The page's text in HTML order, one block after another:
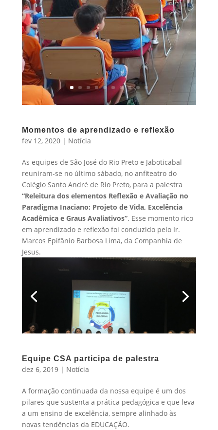
Momentos de aprendizado e reflexão
fev 12, 2020| Notícia
As equipes de São José do Rio Preto e Jaboticabal
reuniram-se no último sábado, no anfiteatro do
Colégio Santo André de Rio Preto, para a palestra
“Releitura dos elementos Reflexão e Avaliação no
Paradigma Inaciano: Projeto de Vida, Excelência
Acadêmica e Graus Avaliativos”. Esse momento rico
em aprendizado e reflexão foi conduzido pelo Ir.
Marcos Epifânio Barbosa Lima, da Companhia de
Jesus.
Equipe CSA participa de palestra
dez 6, 2019| Notícia
A formação continuada da nossa equipe é um dos
pilares que sustenta a prática pedagógica e que leva
a um ensino de excelência, sempre alinhado às
novas tendências da EDUCAÇÃO.